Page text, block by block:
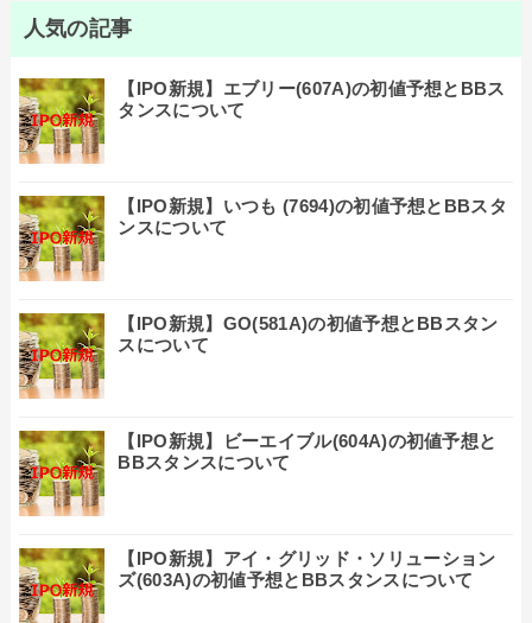
人気の記事
【IPO新規】エブリー(607A)の初値予想とBBス
タンスについて
【IPO新規】いつも (7694)の初値予想とBBスタ
ンスについて
【IPO新規】GO(581A)の初値予想とBBスタン
スについて
【IPO新規】ビーエイブル(604A)の初値予想と
BBスタンスについて
【IPO新規】アイ・グリッド・ソリューション
ズ(603A)の初値予想とBBスタンスについて